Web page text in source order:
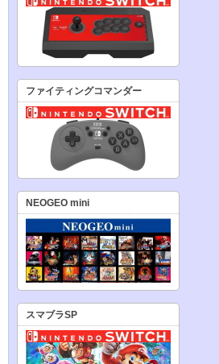
ファイティングコマンダー
NEOGEO mini
スマブラSP